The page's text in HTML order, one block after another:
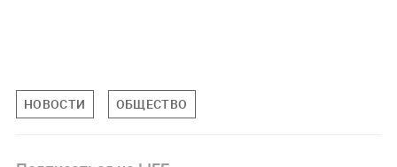
НОВОСТИ ОБЩЕСТВО